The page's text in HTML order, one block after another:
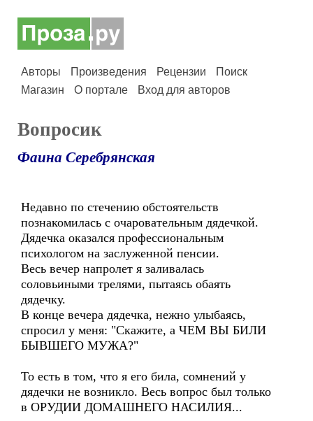
Авторы Произведения Рецензии
Поиск
Магазин
О портале Вход для авторов
Вопросик
Фаина Серебрянская
Недавно по стечению обстоятельств
познакомилась с очаровательным дядечкой.
Дядечка оказался профессиональным
психологом на заслуженной пенсии.
Весь вечер напролет я заливалась
соловьиными трелями, пытаясь обаять
дядечку.
В конце вечера дядечка, нежно улыбаясь,
спросил у меня: "Скажите, а ЧЕМ ВЫ БИЛИ
БЫВШЕГО МУЖА?"
То есть в том, что я его била, сомнений у
дядечки не возникло. Весь вопрос был только
в ОРУДИИ ДОМАШНЕГО НАСИЛИЯ...